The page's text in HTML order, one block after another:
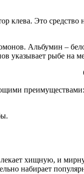
клева. Это
Альбумин –
указывает рыбе на
преимуществами:
хищную, и
набирает